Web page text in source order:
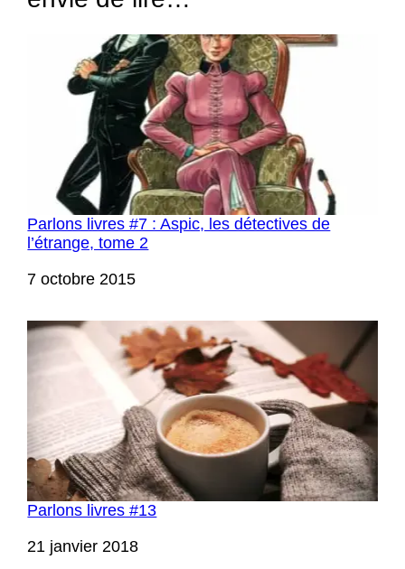
Parlons livres #7 : Aspic, les détectives de
l’étrange, tome 2
Date
7 octobre 2015
Parlons livres #13
Date
21 janvier 2018